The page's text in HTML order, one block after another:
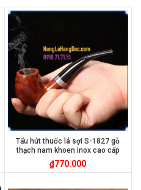
Tẩu hút thuốc lá sợi S-1827 gỗ
thạch nam khoen inox cao cấp
₫770.000